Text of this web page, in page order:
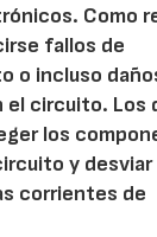
Como
fallos de
o incluso
el circuito. Los
los
y desviar
corrientes de